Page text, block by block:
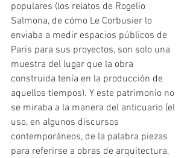
populares (los relatos de Rogelio
Salmona, de cómo Le Corbusier lo
enviaba a medir espacios públicos de
Paris para sus proyectos, son solo una
muestra del lugar que la obra
construida tenía en la producción de
aquellos tiempos). Y este patrimonio no
se miraba a la manera del anticuario (el
uso, en algunos discursos
contemporáneos, de la palabra piezas
para referirse a obras de arquitectura,